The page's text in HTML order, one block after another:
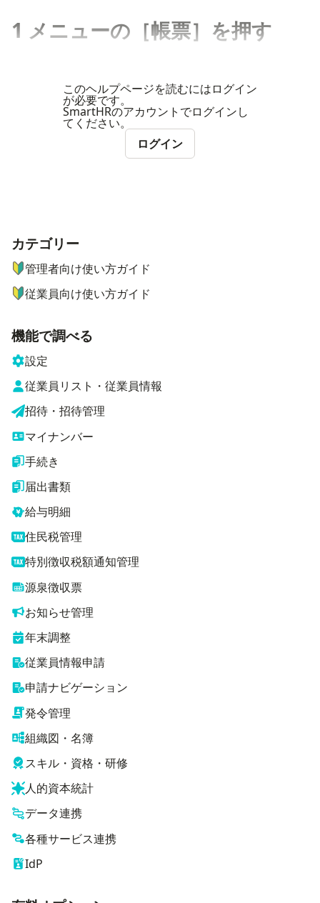
1 メニューの［帳票］を押す
このヘルプページを読むにはログイン
が必要です。
SmartHRのアカウントでログインし
てください。
ログイン
ナビゲーションメニュー
カテゴリー
管理者向け使い方ガイド
従業員向け使い方ガイド
機能で調べる
設定
従業員リスト・従業員情報
招待・招待管理
マイナンバー
手続き
届出書類
給与明細
住民税管理
特別徴収税額通知管理
源泉徴収票
お知らせ管理
年末調整
従業員情報申請
申請ナビゲーション
発令管理
組織図・名簿
スキル・資格・研修
人的資本統計
データ連携
各種サービス連携
IdP